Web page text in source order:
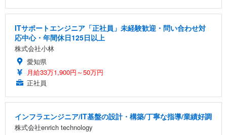
ITサポートエンジニア「正社員」未経験歓迎・問い合わせ対
応中心・年間休日125日以上
株式会社小林
愛知県
月給33万1,900円～50万円
正社員
インフラエンジニア/IT基盤の設計・構築/丁寧な指導/業績好調
株式会社enrich technology